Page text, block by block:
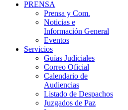
PRENSA
Prensa y Com.
Noticias e
Información General
Eventos
Servicios
Guías Judiciales
Correo Oficial
Calendario de
Audiencias
Listado de Despachos
Juzgados de Paz